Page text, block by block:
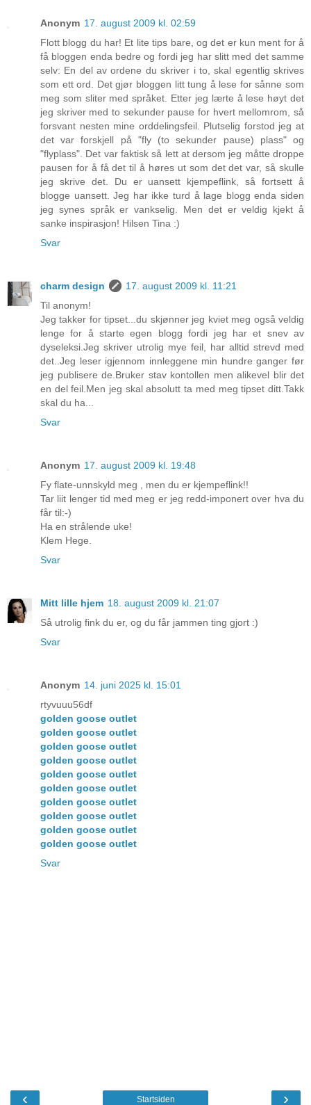
Anonym 17. august 2009 kl. 02:59
Flott blogg du har! Et lite tips bare, og det er kun ment for å
få bloggen enda bedre og fordi jeg har slitt med det samme
selv: En del av ordene du skriver i to, skal egentlig skrives
som ett ord. Det gjør bloggen litt tung å lese for sånne som
meg som sliter med språket. Etter jeg lærte å lese høyt det
jeg skriver med to sekunder pause for hvert mellomrom, så
forsvant nesten mine orddelingsfeil. Plutselig forstod jeg at
det var forskjell på "fly (to sekunder pause) plass" og
"flyplass". Det var faktisk så lett at dersom jeg måtte droppe
pausen for å få det til å høres ut som det det var, så skulle
jeg skrive det. Du er uansett kjempeflink, så fortsett å
blogge uansett. Jeg har ikke turd å lage blogg enda siden
jeg synes språk er vankselig. Men det er veldig kjekt å
sanke inspirasjon! Hilsen Tina :)
Svar
charm design
17. august 2009 kl. 11:21
Til anonym!
Jeg takker for tipset...du skjønner jeg kviet meg også veldig
lenge for å starte egen blogg fordi jeg har et snev av
dyseleksi.Jeg skriver utrolig mye feil, har alltid strevd med
det..Jeg leser igjennom innleggene min hundre ganger før
jeg publisere de.Bruker stav kontollen men alikevel blir det
en del feil.Men jeg skal absolutt ta med meg tipset ditt.Takk
skal du ha...
Svar
Anonym 17. august 2009 kl. 19:48
Fy flate-unnskyld meg , men du er kjempeflink!!
Tar liit lenger tid med meg er jeg redd-imponert over hva du
får til:-)
Ha en strålende uke!
Klem Hege.
Svar
Mitt lille hjem 18. august 2009 kl. 21:07
Så utrolig fink du er, og du får jammen ting gjort :)
Svar
Anonym 14. juni 2025 kl. 15:01
rtyvuuu56df
golden goose outlet
golden goose outlet
golden goose outlet
golden goose outlet
golden goose outlet
golden goose outlet
golden goose outlet
golden goose outlet
golden goose outlet
golden goose outlet
Svar
‹ ›
Startsiden